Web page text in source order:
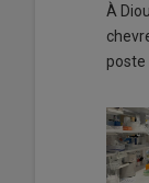
À
poste